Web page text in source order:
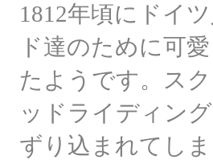
1812年頃にドイ
ド達のために可
たようです。ス
ッドライディン
ずり込まれてし